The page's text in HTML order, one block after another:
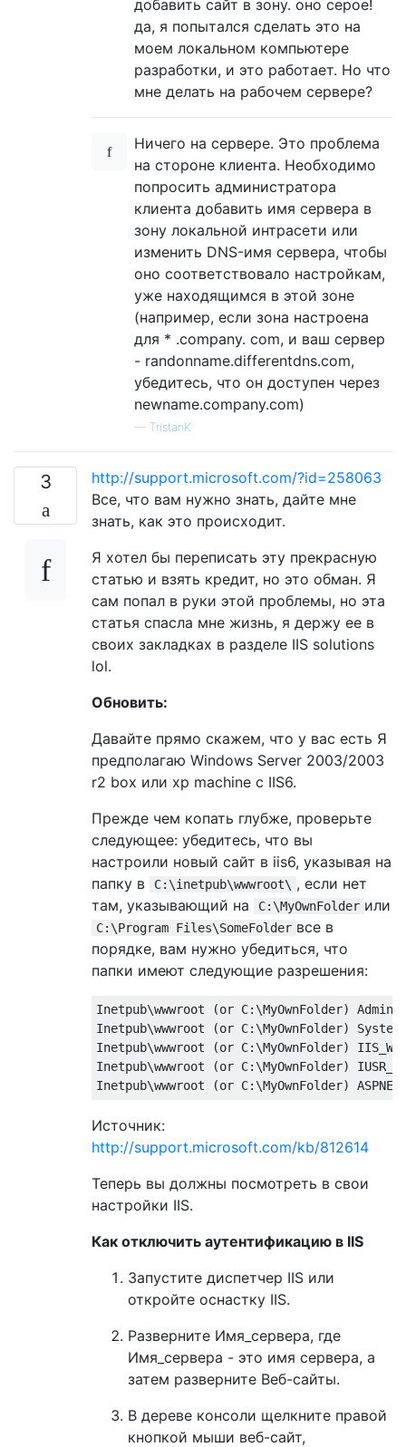
добавить сайт в зону. оно серое!
да, я попытался сделать это на
моем локальном компьютере
разработки, и это работает. Но что
мне делать на рабочем сервере?
Ничего на сервере. Это проблема
на стороне клиента. Необходимо
попросить администратора
клиента добавить имя сервера в
зону локальной интрасети или
изменить DNS-имя сервера, чтобы
оно соответствовало настройкам,
уже находящимся в этой зоне
(например, если зона настроена
для * .company. com, и ваш сервер
- randonname.differentdns.com,
убедитесь, что он доступен через
newname.company.com)
— TristanK
3
http://support.microsoft.com/?id=258063
Все, что вам нужно знать, дайте мне
знать, как это происходит.
Я хотел бы переписать эту прекрасную
статью и взять кредит, но это обман. Я
сам попал в руки этой проблемы, но эта
статья спасла мне жизнь, я держу ее в
своих закладках в разделе IIS solutions
lol.
Обновить:
Давайте прямо скажем, что у вас есть Я
предполагаю Windows Server 2003/2003
r2 box или xp machine с IIS6.
Прежде чем копать глубже, проверьте
следующее: убедитесь, что вы
настроили новый сайт в iis6, указывая на
папку в
C:\inetpub\wwwroot\ , если нет
там, указывающий на
C:\MyOwnFolder или
C:\Program Files\SomeFolder все в
порядке, вам нужно убедиться, что
папки имеют следующие разрешения:
Inetpub\wwwroot (or C:\MyOwnFolder)
Inetpub\wwwroot (or C:\MyOwnFolder)
Inetpub\wwwroot (or C:\MyOwnFolder)
Inetpub\wwwroot (or C:\MyOwnFolder)
Источник:
http://support.microsoft.com/kb/812614
Теперь вы должны посмотреть в свои
настройки IIS.
Как отключить аутентификацию в IIS
Запустите диспетчер IIS или
откройте оснастку IIS.
Разверните Имя_сервера, где
Имя_сервера - это имя сервера, а
затем разверните Веб-сайты.
В дереве консоли щелкните правой
кнопкой мыши веб-сайт,